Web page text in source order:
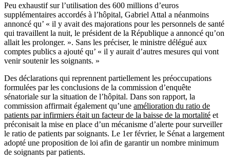
Peu exhaustif sur l’utilisation des 600 millions d’euros
supplémentaires accordés à l’hôpital, Gabriel Attal a néanmoins
annoncé qu’ « il y avait des majorations pour les personnels de santé
qui travaillent la nuit, le président de la République a annoncé qu’on
allait les prolonger. ». Sans les préciser, le ministre délégué aux
comptes publics a ajouté qu’ « il y aurait d’autres mesures qui vont
venir soutenir les soignants. »
Des déclarations qui reprennent partiellement les préoccupations
formulées par les conclusions de la commission d’enquête
sénatoriale sur la situation de l’hôpital. Dans son rapport, la
commission affirmait également qu’une amélioration du ratio de
patients par infirmiers était un facteur de la baisse de la mortalité et
préconisait la mise en place d’un mécanisme d’alerte pour surveiller
le ratio de patients par soignants. Le 1er février, le Sénat a largement
adopté une proposition de loi afin de garantir un nombre minimum
de soignants par patients.